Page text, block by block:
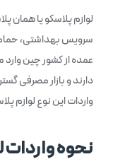
لوازم پلاسکو یا همان
سرویس بهداشتی، حمام
عمده از کشور چین
دارند و بازار مصرفی
واردات این نوع لوازم
نحوه واردات